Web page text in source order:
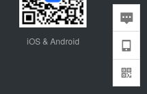
iOS & Android